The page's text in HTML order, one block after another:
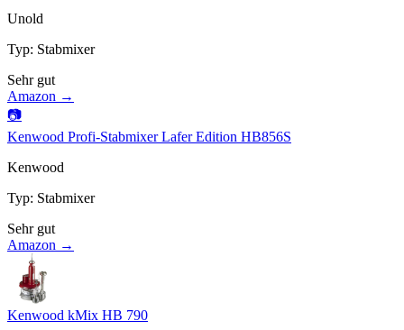
Unold
Typ: Stabmixer
Sehr gut
Amazon →
📷
Kenwood Profi-Stabmixer Lafer Edition HB856S
Kenwood
Typ: Stabmixer
Sehr gut
Amazon →
Kenwood kMix HB 790